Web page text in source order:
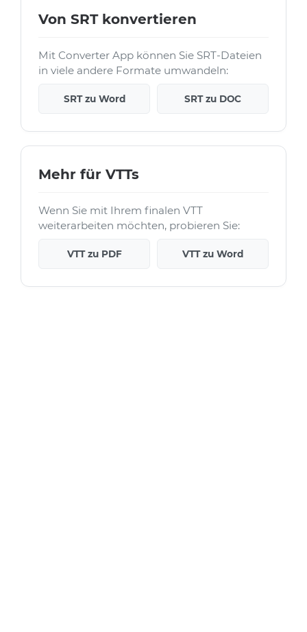
Von SRT konvertieren
Mit Converter App können Sie SRT-Dateien
in viele andere Formate umwandeln:
SRT zu Word SRT zu DOC
Mehr für VTTs
Wenn Sie mit Ihrem finalen VTT
weiterarbeiten möchten, probieren Sie:
VTT zu PDF VTT zu Word